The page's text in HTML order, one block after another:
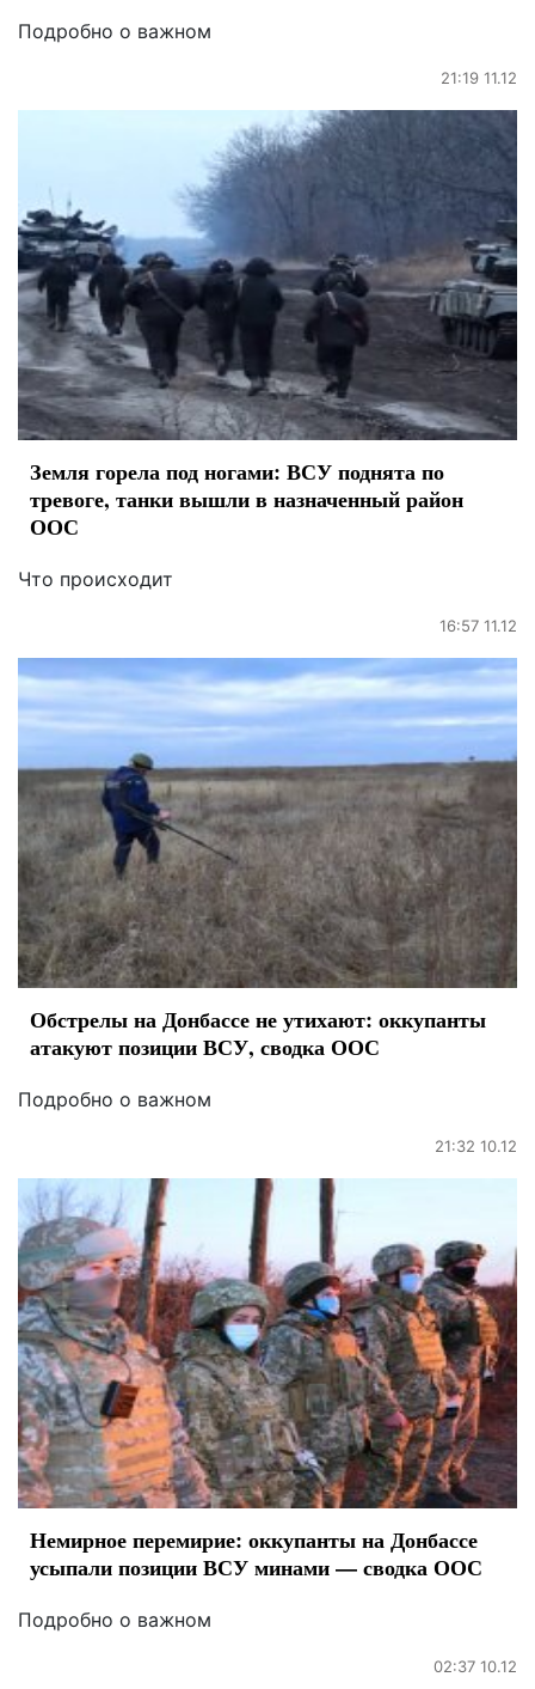
Подробно о важном
21:19 11.12
Земля горела под ногами: ВСУ поднята по
тревоге, танки вышли в назначенный район
ООС
Что происходит
16:57 11.12
Обстрелы на Донбассе не утихают: оккупанты
атакуют позиции ВСУ, сводка ООС
Подробно о важном
21:32 10.12
Немирное перемирие: оккупанты на Донбассе
усыпали позиции ВСУ минами — сводка ООС
Подробно о важном
02:37 10.12